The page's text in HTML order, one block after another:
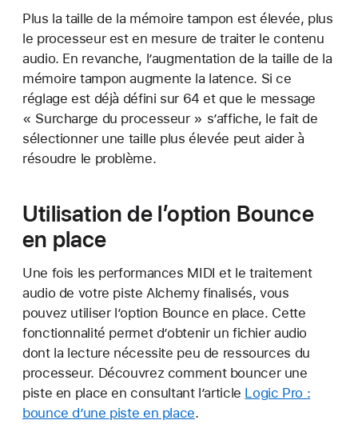
Plus la taille de la mémoire tampon est élevée, plus
le processeur est en mesure de traiter le contenu
audio. En revanche, l’augmentation de la taille de la
mémoire tampon augmente la latence. Si ce
réglage est déjà défini sur 64 et que le message
« Surcharge du processeur » s’affiche, le fait de
sélectionner une taille plus élevée peut aider à
résoudre le problème.
Utilisation de l’option Bounce
en place
Une fois les performances MIDI et le traitement
audio de votre piste Alchemy finalisés, vous
pouvez utiliser l’option Bounce en place. Cette
fonctionnalité permet d’obtenir un fichier audio
dont la lecture nécessite peu de ressources du
processeur. Découvrez comment bouncer une
piste en place en consultant l’article Logic Pro :
bounce d’une piste en place.